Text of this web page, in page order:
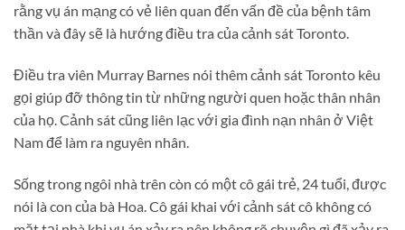
rằng vụ án mạng có vẻ liên quan đến vấn đề của bệnh tâm
thần và đây sẽ là hướng điều tra của cảnh sát Toronto.
Điều tra viên Murray Barnes nói thêm cảnh sát Toronto kêu
gọi giúp đỡ thông tin từ những người quen hoặc thân nhân
của họ. Cảnh sát cũng liên lạc với gia đình nạn nhân ở Việt
Nam để làm ra nguyên nhân.
Sống trong ngôi nhà trên còn có một cô gái trẻ, 24 tuổi, được
nói là con của bà Hoa. Cô gái khai với cảnh sát cô không có